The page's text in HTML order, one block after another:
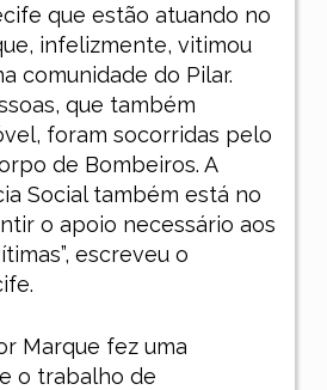
que estão atuando no
infelizmente, vitimou
comunidade do Pilar.
que também
foram socorridas pelo
de Bombeiros. A
Social também está no
o apoio necessário aos
escreveu o
Marque fez uma
o trabalho de